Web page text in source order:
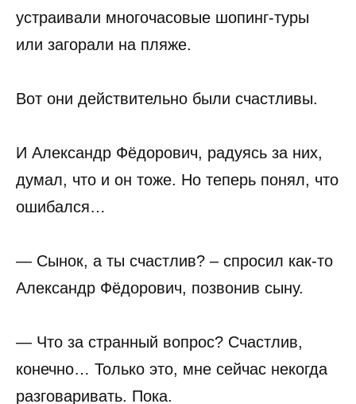
устраивали многочасовые шопинг-туры
или загорали на пляже.
Вот они действительно были счастливы.
И Александр Фёдорович, радуясь за них,
думал, что и он тоже. Но теперь понял, что
ошибался…
— Сынок, а ты счастлив? – спросил как-то
Александр Фёдорович, позвонив сыну.
— Что за странный вопрос? Счастлив,
конечно… Только это, мне сейчас некогда
разговаривать. Пока.